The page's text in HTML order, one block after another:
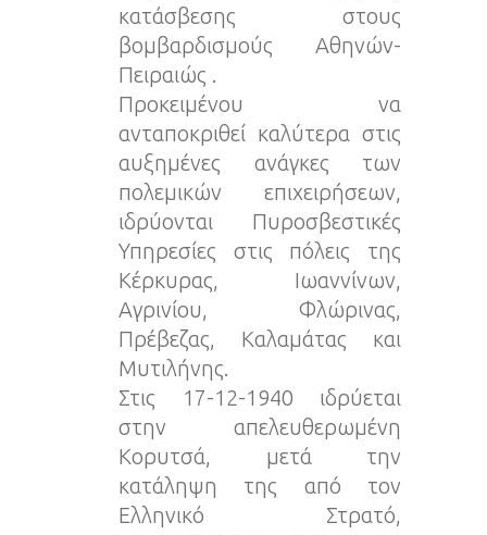
κατάσβεσης στους
βομβαρδισμούς Αθηνών-
Πειραιώς .
Προκειμένου να
ανταποκριθεί καλύτερα στις
αυξημένες ανάγκες των
πολεμικών επιχειρήσεων,
ιδρύονται Πυροσβεστικές
Υπηρεσίες στις πόλεις της
Κέρκυρας, Ιωαννίνων,
Αγρινίου, Φλώρινας,
Πρέβεζας, Καλαμάτας και
Μυτιλήνης.
Στις 17-12-1940 ιδρύεται
στην απελευθερωμένη
Κορυτσά, μετά την
κατάληψη της από τον
Ελληνικό Στρατό,